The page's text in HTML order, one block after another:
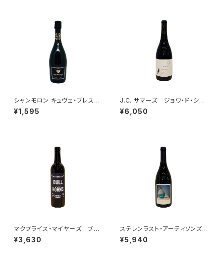
シャンモロン キュヴェ・プレステ
ージュ ブラン・ド・ブラン
¥1,595
J.C. サマーズ ジョワ・ド・シア
ン ピノ・ノワール ダンディ・ヒ
ルズ 2022
¥6,050
マクプライス・マイヤーズ ブ
ル・バイ・ザ・ホーン カベルネ・
ソーヴィニヨン 2022
¥3,630
ステレンラスト・アーティソンズ・
アフターエイト・シラー 2023
¥5,940